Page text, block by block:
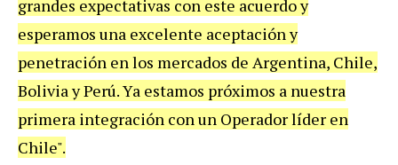
grandes expectativas con este acuerdo y
esperamos una excelente aceptación y
penetración en los mercados de Argentina, Chile,
Bolivia y Perú. Ya estamos próximos a nuestra
primera integración con un Operador líder en
Chile".